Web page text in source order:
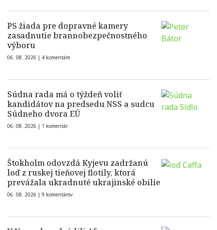
PS žiada pre dopravné kamery
zasadnutie brannobezpečnostného
výboru
06. 08. 2026 | 4 komentáre
Súdna rada má o týždeň voliť
kandidátov na predsedu NSS a sudcu
Súdneho dvora EÚ
06. 08. 2026 | 1 komentár
Štokholm odovzdá Kyjevu zadržanú
loď z ruskej tieňovej flotily, ktorá
prevážala ukradnuté ukrajinské obilie
06. 08. 2026 | 9 komentárov